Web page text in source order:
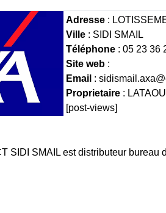
Adresse :
Ville : SIDI SMAIL
Téléphone : 05 23 36
Site web :
Email :
Proprietaire :
[post-views]
SIDI SMAIL est distributeur bureau